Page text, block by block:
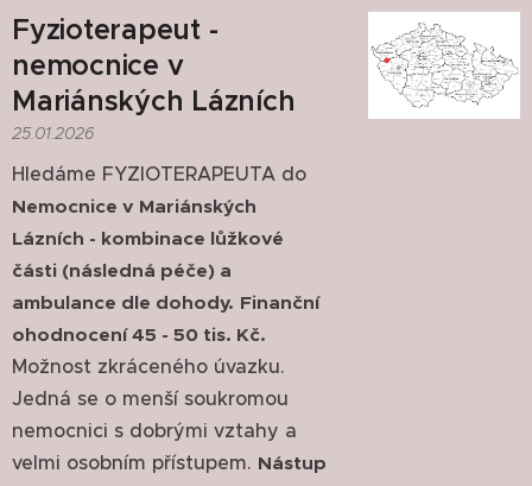
Fyzioterapeut -
nemocnice v
Mariánských Lázních
25.01.2026
Hledáme FYZIOTERAPEUTA do
Nemocnice v Mariánských
Lázních - kombinace lůžkové
části (následná péče) a
ambulance dle dohody. Finanční
ohodnocení 45 - 50 tis. Kč.
Možnost zkráceného úvazku.
Jedná se o menší soukromou
nemocnici s dobrými vztahy a
velmi osobním přístupem. Nástup